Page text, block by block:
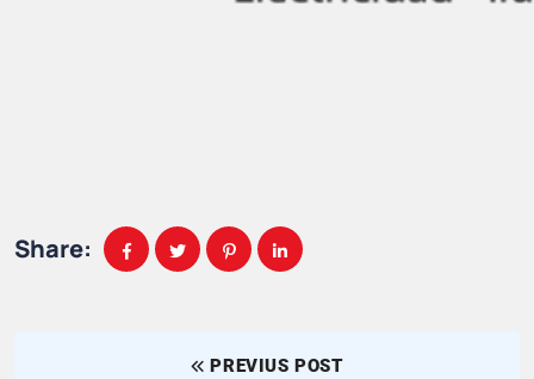
Share:
PREVIUS POST